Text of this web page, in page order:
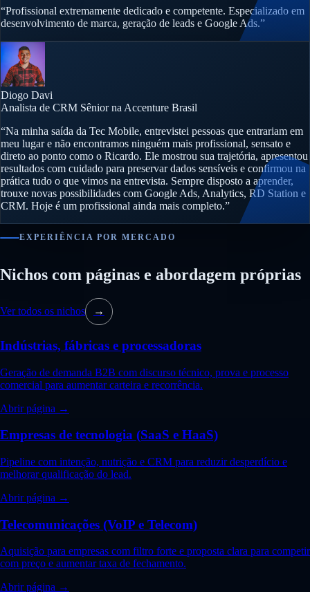
“Profissional extremamente dedicado e competente. Especializado em
desenvolvimento de marca, geração de leads e Google Ads.”
Diogo Davi
Analista de CRM Sênior na Accenture Brasil
“Na minha saída da Tec Mobile, entrevistei pessoas que entrariam em
meu lugar e não encontramos ninguém mais profissional, sensato e
direto ao ponto como o Ricardo. Ele mostrou sua trajetória, apresentou
resultados com cuidado para preservar dados sensíveis e confirmou na
prática tudo o que vimos na entrevista. Sempre disposto a aprender,
trouxe novas possibilidades com Google Ads, Analytics, RD Station e
CRM. Hoje é um profissional ainda mais completo.”
EXPERIÊNCIA POR MERCADO
Nichos com páginas e abordagem próprias
Ver todos os nichos →
Indústrias, fábricas e processadoras
Geração de demanda B2B com discurso técnico, prova e processo
comercial para aumentar carteira e recorrência.
Abrir página →
Empresas de tecnologia (SaaS e HaaS)
Pipeline com intenção, nutrição e CRM para reduzir desperdício e
melhorar qualificação do lead.
Abrir página →
Telecomunicações (VoIP e Telecom)
Aquisição para empresas com filtro forte e proposta clara para competir
com preço e aumentar taxa de fechamento.
Abrir página →